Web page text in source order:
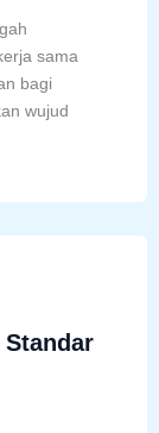
sama
bagi
wujud